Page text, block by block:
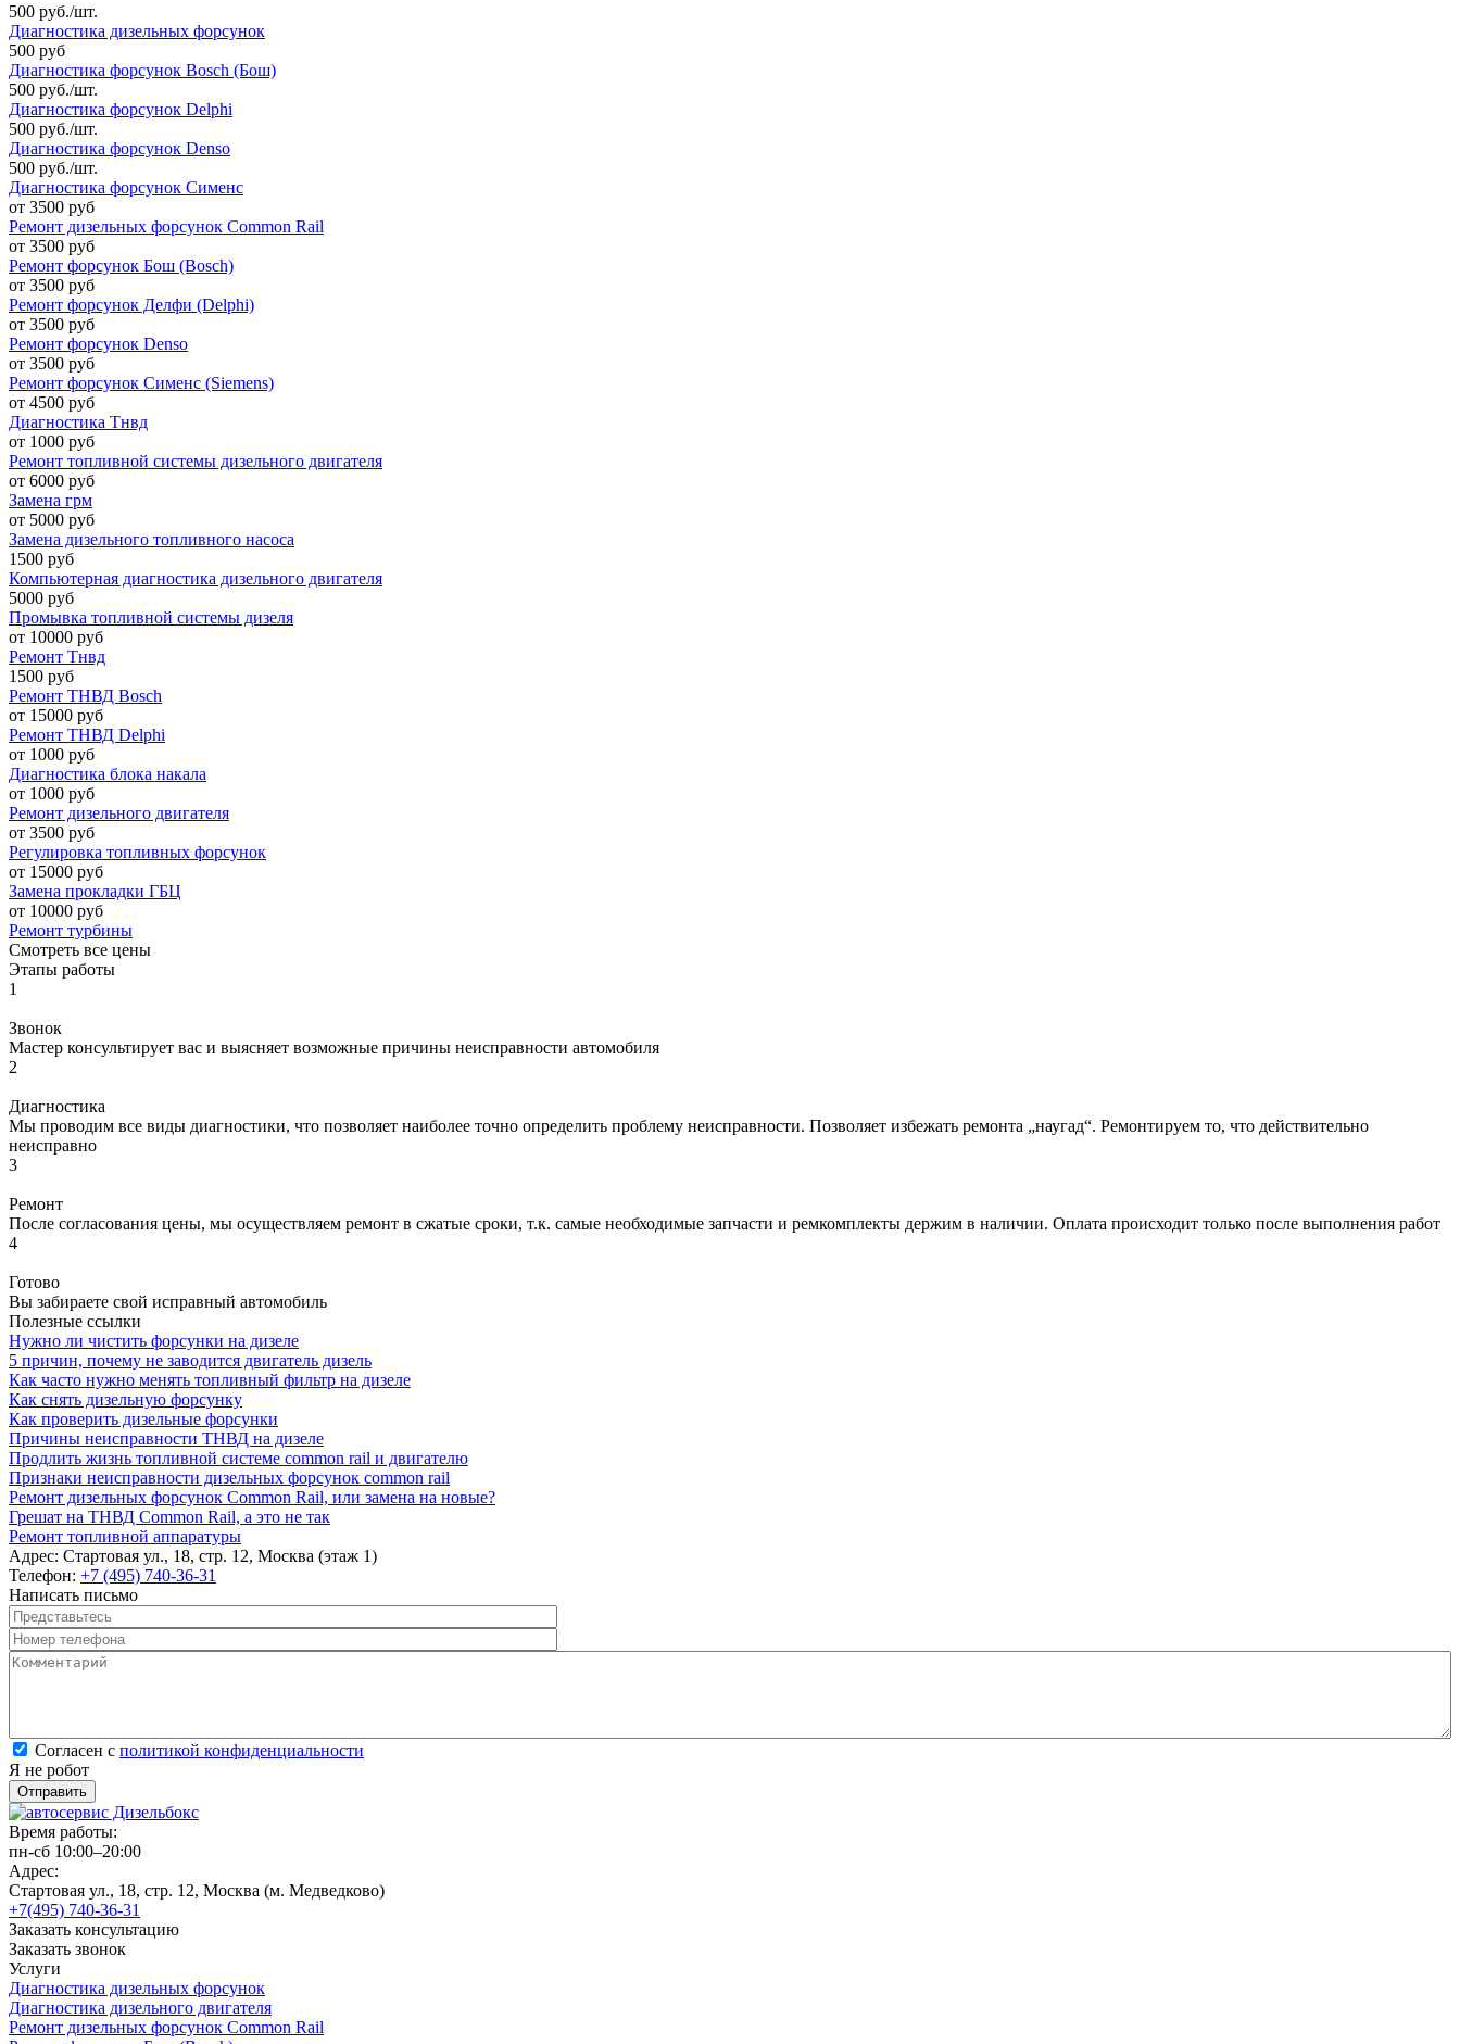
500 руб./шт.
Диагностика дизельных форсунок
500 руб
Диагностика форсунок Bosch (Бош)
500 руб./шт.
Диагностика форсунок Delphi
500 руб./шт.
Диагностика форсунок Denso
500 руб./шт.
Диагностика форсунок Сименс
от 3500 руб
Ремонт дизельных форсунок Common Rail
от 3500 руб
Ремонт форсунок Бош (Bosch)
от 3500 руб
Ремонт форсунок Делфи (Delphi)
от 3500 руб
Ремонт форсунок Denso
от 3500 руб
Ремонт форсунок Сименс (Siemens)
от 4500 руб
Диагностика Тнвд
от 1000 руб
Ремонт топливной системы дизельного двигателя
от 6000 руб
Замена грм
от 5000 руб
Замена дизельного топливного насоса
1500 руб
Компьютерная диагностика дизельного двигателя
5000 руб
Промывка топливной системы дизеля
от 10000 руб
Ремонт Тнвд
1500 руб
Ремонт ТНВД Bosch
от 15000 руб
Ремонт ТНВД Delphi
от 1000 руб
Диагностика блока накала
от 1000 руб
Ремонт дизельного двигателя
от 3500 руб
Регулировка топливных форсунок
от 15000 руб
Замена прокладки ГБЦ
от 10000 руб
Ремонт турбины
Смотреть все цены
Этапы работы
1
Звонок
Мастер консультирует вас и выясняет возможные причины неисправности автомобиля
2
Диагностика
Мы проводим все виды диагностики, что позволяет наиболее точно определить проблему неисправности. Позволяет избежать ремонта „наугад“. Ремонтируем то, что действительно
неисправно
3
Ремонт
После согласования цены, мы осуществляем ремонт в сжатые сроки, т.к. самые необходимые запчасти и ремкомплекты держим в наличии. Оплата происходит только после выполнения работ
4
Готово
Вы забираете свой исправный автомобиль
Полезные ссылки
Нужно ли чистить форсунки на дизеле
5 причин, почему не заводится двигатель дизель
Как часто нужно менять топливный фильтр на дизеле
Как снять дизельную форсунку
Как проверить дизельные форсунки
Причины неисправности ТНВД на дизеле
Продлить жизнь топливной системе common rail и двигателю
Признаки неисправности дизельных форсунок common rail
Ремонт дизельных форсунок Common Rail, или замена на новые?
Грешат на ТНВД Common Rail, а это не так
Ремонт топливной аппаратуры
Адрес: Стартовая ул., 18, стр. 12, Москва (этаж 1)
Телефон: +7 (495) 740-36-31
Написать письмо
Представьтесь
Номер телефона
Комментарий
Согласен с политикой конфиденциальности*
Согласен с политикой конфиденциальности
Я не робот
Время работы:
пн-сб 10:00–20:00
Адрес:
Стартовая ул., 18, стр. 12, Москва (м. Медведково)
+7(495) 740-36-31
Заказать консультацию
Заказать звонок
Услуги
Диагностика дизельных форсунок
Диагностика дизельного двигателя
Ремонт дизельных форсунок Common Rail